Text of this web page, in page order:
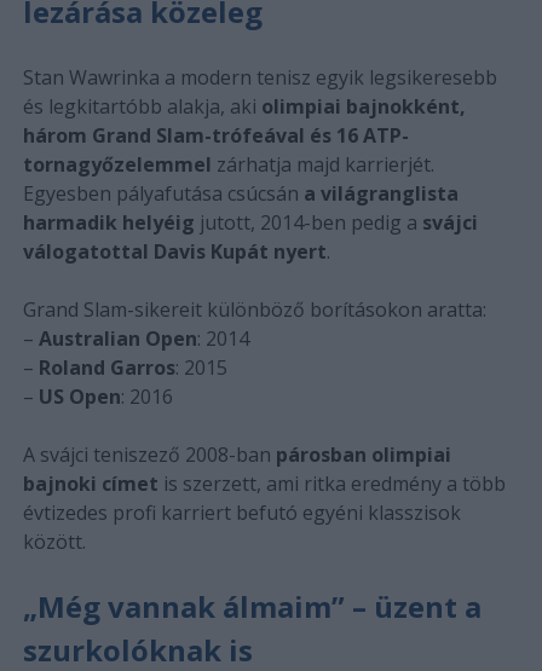
lezárása közeleg
Stan Wawrinka a modern tenisz egyik legsikeresebb
és legkitartóbb alakja, aki olimpiai bajnokként,
három Grand Slam-trófeával és 16 ATP-
tornagyőzelemmel zárhatja majd karrierjét.
Egyesben pályafutása csúcsán a világranglista
harmadik helyéig jutott, 2014-ben pedig a svájci
válogatottal Davis Kupát nyert.
Grand Slam-sikereit különböző borításokon aratta:
– Australian Open: 2014
– Roland Garros: 2015
– US Open: 2016
A svájci teniszező 2008-ban párosban olimpiai
bajnoki címet is szerzett, ami ritka eredmény a több
évtizedes profi karriert befutó egyéni klasszisok
között.
„Még vannak álmaim” – üzent a
szurkolóknak is